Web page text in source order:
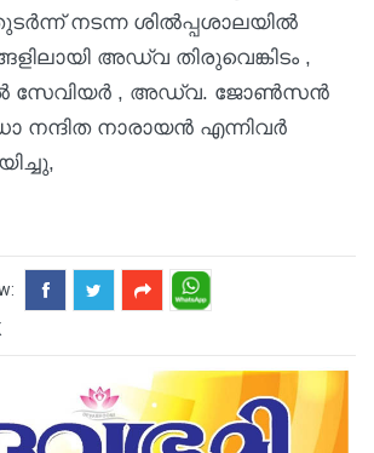
നടന്ന ശിൽപ്പശാലയിൽ
അഡ്വ തിരുവെങ്കിടം ,
സേവിയർ , അഡ്വ. ജോൺസൻ
നാരായൻ എന്നിവർ